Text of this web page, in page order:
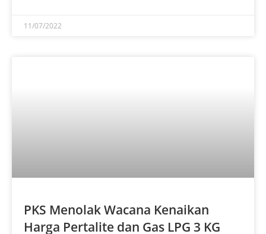
11/07/2022
PKS Menolak Wacana Kenaikan
Harga Pertalite dan Gas LPG 3 KG